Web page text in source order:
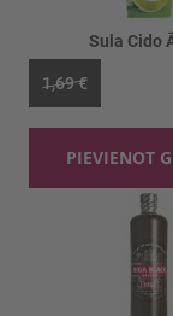
Sula Cido
1,69 €
PIEVIENOT